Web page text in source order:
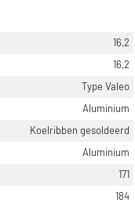
16,2
16,2
Type Valeo
Aluminium
Koelribben gesoldeerd
Aluminium
171
184